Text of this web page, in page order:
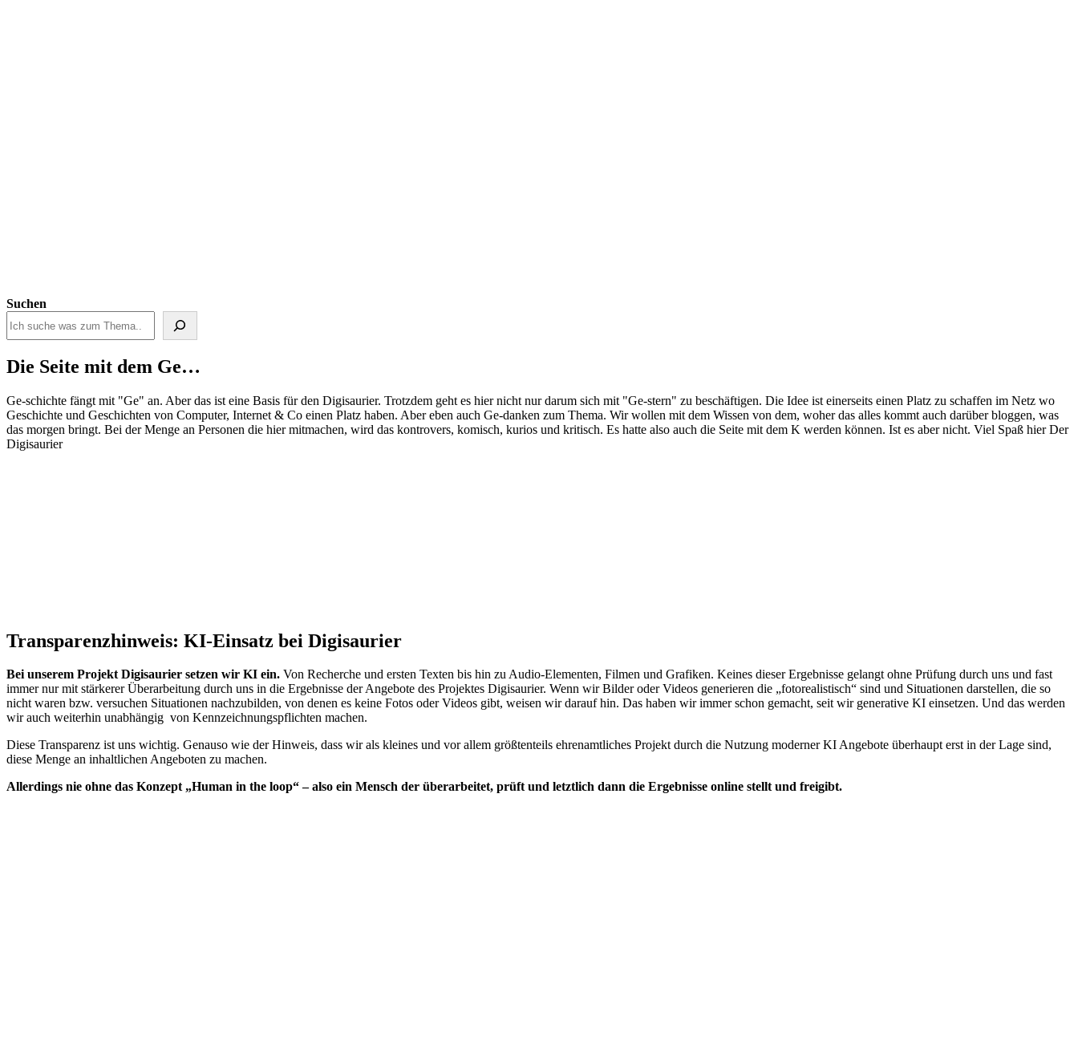
Suchen
Die Seite mit dem Ge…
Ge-schichte fängt mit "Ge" an. Aber das ist eine Basis für den Digisaurier. Trotzdem geht es hier nicht nur darum sich mit "Ge-stern" zu beschäftigen. Die Idee ist einerseits einen Platz zu schaffen im Netz wo
Geschichte und Geschichten von Computer, Internet & Co einen Platz haben. Aber eben auch Ge-danken zum Thema. Wir wollen mit dem Wissen von dem, woher das alles kommt auch darüber bloggen, was
das morgen bringt. Bei der Menge an Personen die hier mitmachen, wird das kontrovers, komisch, kurios und kritisch. Es hatte also auch die Seite mit dem K werden können. Ist es aber nicht. Viel Spaß hier Der
Digisaurier
Transparenzhinweis: KI-Einsatz bei Digisaurier
Bei unserem Projekt Digisaurier setzen wir KI ein. Von Recherche und ersten Texten bis hin zu Audio-Elementen, Filmen und Grafiken. Keines dieser Ergebnisse gelangt ohne Prüfung durch uns und fast
immer nur mit stärkerer Überarbeitung durch uns in die Ergebnisse der Angebote des Projektes Digisaurier. Wenn wir Bilder oder Videos generieren die „fotorealistisch“ sind und Situationen darstellen, die so
nicht waren bzw. versuchen Situationen nachzubilden, von denen es keine Fotos oder Videos gibt, weisen wir darauf hin. Das haben wir immer schon gemacht, seit wir generative KI einsetzen. Und das werden
wir auch weiterhin unabhängig von Kennzeichnungspflichten machen.
Diese Transparenz ist uns wichtig. Genauso wie der Hinweis, dass wir als kleines und vor allem größtenteils ehrenamtliches Projekt durch die Nutzung moderner KI Angebote überhaupt erst in der Lage sind,
diese Menge an inhaltlichen Angeboten zu machen.
Allerdings nie ohne das Konzept „Human in the loop“ – also ein Mensch der überarbeitet, prüft und letztlich dann die Ergebnisse online stellt und freigibt.